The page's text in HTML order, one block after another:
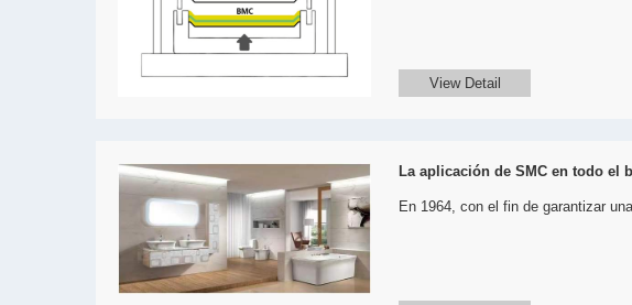
View Detail
La aplicación de SMC en todo el
En 1964, con el fin de garantizar